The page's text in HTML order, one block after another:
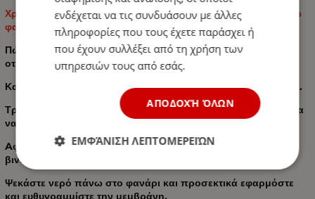
Χρήση: αυτοκίνητο, μοτοσικλέτα, σκάφος, μοντελισμός, πίσω
φανάρια, μπροστινά φανάρια κτλ
Πώς να τοποθετήσετε μεμβράνες στα φανάρια σας ή σε
οτιδήποτε άλλο:
Καθαρίστε τις επιφάνειες με ένα καθαριστικό ή απολιπαντικό.
Τραβήξτε την μεμβράνη φαναριών και κόψτε αρκετό υλικό για
να καλύψει την επιφάνεια.
Aφαιρέστε την αυτοκόλλητη προστατευτική ταινία από το
βινύλιο και ψεκάστε την αυτοκόλλητη πλευρά με νερό.
Ψεκάστε νερό πάνω στο φανάρι και προσεκτικά εφαρμόστε
ενδέχεται να τις συνδυάσουν με άλλες
πληροφορίες που τους έχετε παράσχει ή
που έχουν συλλέξει από τη χρήση των
υπηρεσιών τους από εσάς.
ΑΠΟΔΟΧΉ ΌΛΩΝ
ΕΜΦΆΝΙΣΗ ΛΕΠΤΟΜΕΡΕΙΏΝ